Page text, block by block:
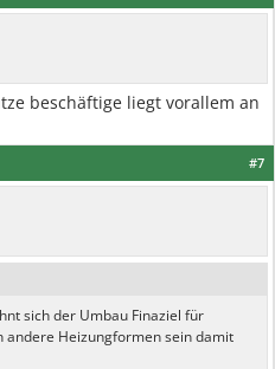
beschäftige liegt vorallem an
#7
sich der Umbau Finaziel für
andere Heizungformen sein damit